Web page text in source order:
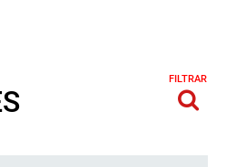
FILTRAR